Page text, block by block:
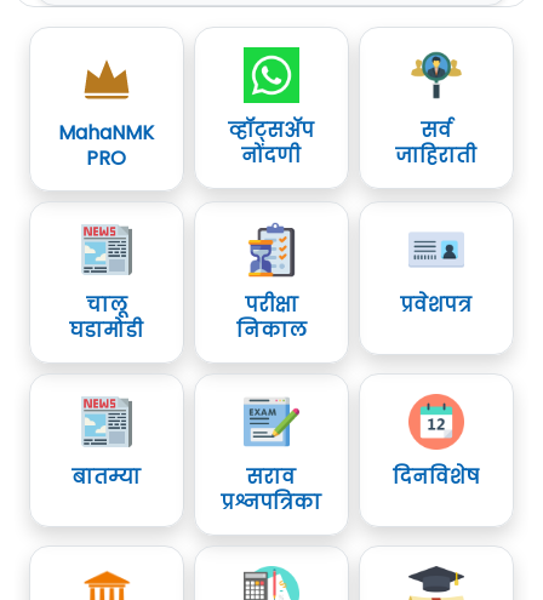
MahaNMK
PRO
व्हॉट्सॲप
नोंदणी
सर्व
जाहिराती
चालू
घडामोडी
परीक्षा
निकाल
प्रवेशपत्र
बातम्या
सराव
प्रश्नपत्रिका
दिनविशेष